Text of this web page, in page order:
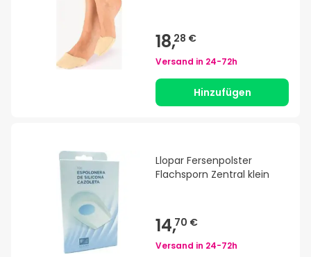
18,28 €
Versand in 24-72h
Hinzufügen
Llopar Fersenpolster
Flachsporn Zentral klein
14,70 €
Versand in 24-72h